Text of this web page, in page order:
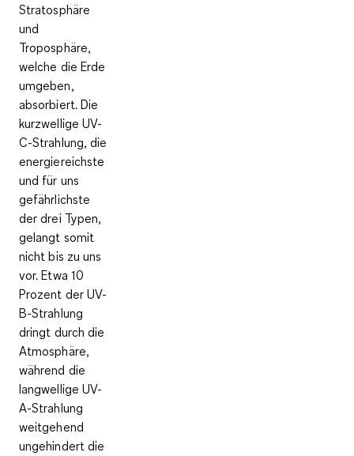
Stratosphäre
und
Troposphäre,
welche die Erde
umgeben,
absorbiert. Die
kurzwellige UV-
C-Strahlung, die
energiereichste
und für uns
gefährlichste
der drei Typen,
gelangt somit
nicht bis zu uns
vor. Etwa 10
Prozent der UV-
B-Strahlung
dringt durch die
Atmosphäre,
während die
langwellige UV-
A-Strahlung
weitgehend
ungehindert die